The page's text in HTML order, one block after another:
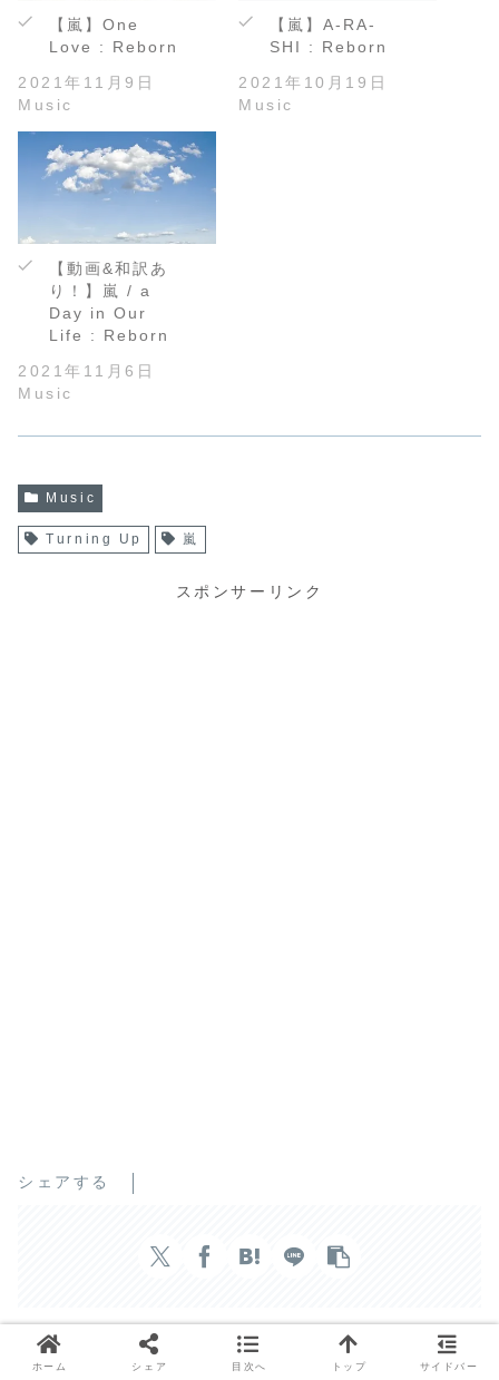
【嵐】One
Love : Reborn
2021年11月9日
Music
【嵐】A-RA-
SHI : Reborn
2021年10月19日
Music
【動画&和訳あ
り！】嵐 / a
Day in Our
Life : Reborn
2021年11月6日
Music
Music
Turning Up 嵐
スポンサーリンク
シェアする
ホーム シェア 目次へ トップ サイドバー